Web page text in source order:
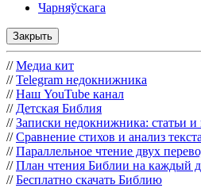
Чарняўскага
Закрыть
// Медиа кит
// Telegram недокнижника
// Наш YouTube канал
// Детская Библия
// Записки недокнижника: статьи и
// Сравнение стихов и анализ текста
// Параллельное чтение двух
// План чтения Библии на каждый
// Бесплатно скачать Библию